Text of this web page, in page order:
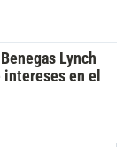
Lynch
en el